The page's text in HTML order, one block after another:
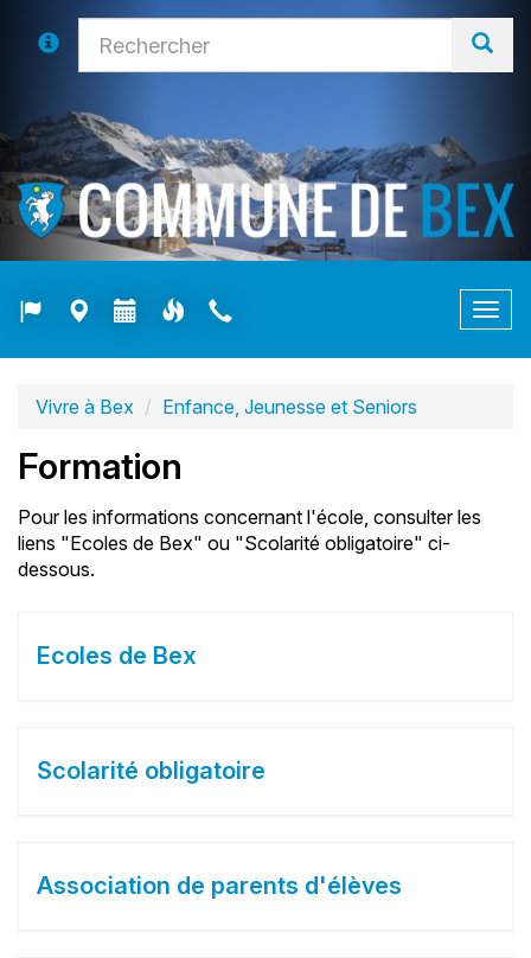
Vivre à Bex Enfance, Jeunesse et Seniors
Formation
Pour les informations concernant l'école, consulter les
liens "Ecoles de Bex" ou "Scolarité obligatoire" ci-
dessous.
Ecoles de Bex
Scolarité obligatoire
Association de parents d'élèves